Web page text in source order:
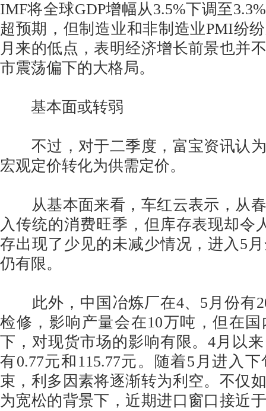
IMF将全球GDP增幅从3.5%下调至
超预期，但制造业和非制造业PMI纷
月来的低点，表明经济增长前景也并
市震荡偏下的大格局。
基本面或转弱
不过，对于二季度，富宝资讯认为
宏观定价转化为供需定价。
从基本面来看，车红云表示，从春
入传统的消费旺季，但库存表现却令
存出现了少见的未减少情况，进入5
仍有限。
此外，中国冶炼厂在4、5月份有
检修，影响产量会在10万吨，但在
下，对现货市场的影响有限。4月以
有0.77元和115.77元。随着5月进入
束，利多因素将逐渐转为利空。不仅
为宽松的背景下，近期进口窗口接近